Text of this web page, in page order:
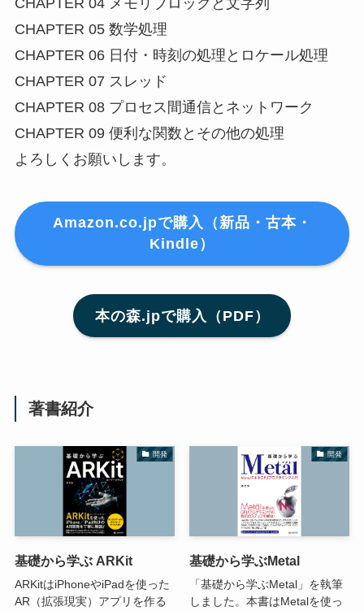
CHAPTER 05 数学処理
CHAPTER 06 日付・時刻の処理とロケール処理
CHAPTER 07 スレッド
CHAPTER 08 プロセス間通信とネットワーク
CHAPTER 09 便利な関数とその他の処理
よろしくお願いします。
Amazon.co.jpで購入（新品・古本・
Kindle）
本の森.jpで購入（PDF）
著書紹介
開発
基礎から学ぶ ARKit
ARKitはiPhoneやiPadを使った
AR（拡張現実）アプリを作る
開発
基礎から学ぶMetal
「基礎から学ぶMetal」を執筆
しました。本書はMetalを使っ